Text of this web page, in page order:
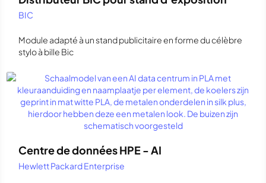
BIC
Module adapté à un stand publicitaire en forme du célèbre
stylo à bille Bic
Centre de données HPE - AI
Hewlett Packard Enterprise